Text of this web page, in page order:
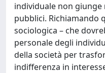
individuale non
pubblici. Richiamando
sociologica – che
personale degli
della società per
indifferenza in